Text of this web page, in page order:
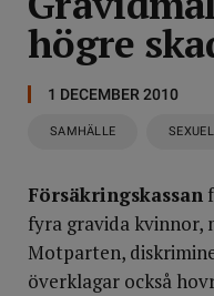
högre
1 DECEMBER 2010
SAMHÄLLE
Försäkringskassan
fyra gravida kvinnor,
Motparten,
överklagar också